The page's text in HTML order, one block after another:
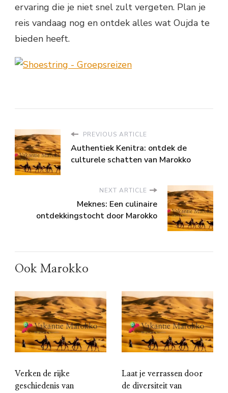
ervaring die je niet snel zult vergeten. Plan je
reis vandaag nog en ontdek alles wat Oujda te
bieden heeft.
PREVIOUS ARTICLE
Authentiek Kenitra: ontdek de
culturele schatten van Marokko
NEXT ARTICLE
Meknes: Een culinaire
ontdekkingstocht door Marokko
Ook Marokko
Verken de rijke
geschiedenis van
Laat je verrassen door
de diversiteit van